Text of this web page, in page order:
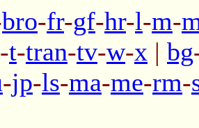
bro-fr-gf-hr-l-m-
-t-tran-tv-w-x | bg
-jp-ls-ma-me-rm-